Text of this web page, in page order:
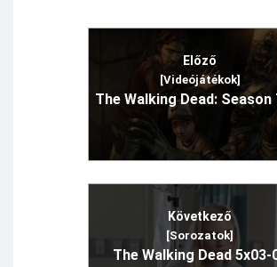
Előző
[Videójátékok]
The Walking Dead: Season
Következő
[Sorozatok]
The Walking Dead 5x03-